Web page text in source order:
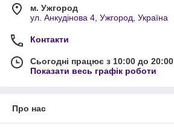
м. Ужгород
ул. Анкудінова 4, Ужгород, Україна
Контакти
Сьогодні працює з 10:00 до 20:00
Показати весь графік роботи
Про нас